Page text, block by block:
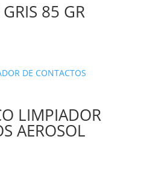
85 GR
LIMPIADOR
AEROSOL